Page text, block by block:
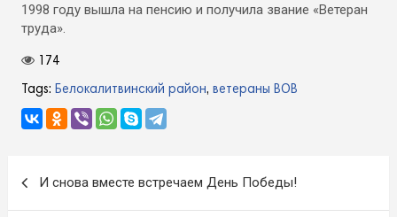
1998 году вышла на пенсию и получила звание «Ветеран
труда».
174
Tags: Белокалитвинский район, ветераны ВОВ
по
И снова вместе встречаем День Победы!